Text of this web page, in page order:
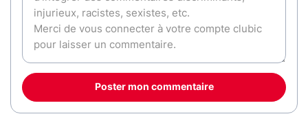
Poster mon commentaire